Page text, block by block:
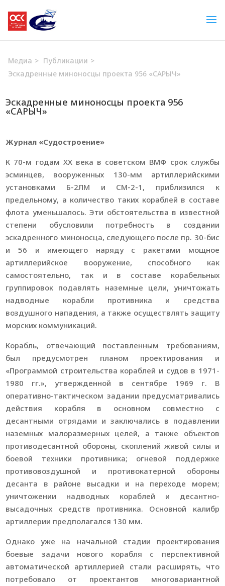
Медиа > Публикации >
Эскадренные миноносцы проекта 956 «САРЫЧ»
Эскадренные миноносцы проекта 956
«САРЫЧ»
Журнал «Судостроение»
К 70-м годам ХХ века в советском ВМФ срок службы
эсминцев, вооруженных 130-мм артиллерийскими
установками Б-2ЛМ и СМ-2-1, приблизился к
предельному, а количество таких кораблей в составе
флота уменьшалось. Эти обстоятельства в известной
степени обусловили потребность в создании
эскадренного миноносца, следующего после пр. 30-бис
и 56 и имеющего наряду с ракетами мощное
артиллерийское вооружение, способного как
самостоятельно, так и в составе корабельных
группировок подавлять наземные цели, уничтожать
надводные корабли противника и средства
воздушного нападения, а также осуществлять защиту
морских коммуникаций.
Корабль, отвечающий поставленным требованиям,
был предусмотрен планом проектирования и
«Программой строительства кораблей и судов в 1971-
1980 гг.», утвержденной в сентябре 1969 г. В
оперативно-тактическом задании предусматривались
действия корабля в основном совместно с
десантными отрядами и заключались в подавлении
наземных малоразмерных целей, а также объектов
противодесантной обороны, скоплений живой силы и
боевой техники противника; огневой поддержке
противовоздушной и противокатерной обороны
десанта в районе высадки и на переходе морем;
уничтожении надводных кораблей и десантно-
высадочных средств противника. Основной калибр
артиллерии предполагался 130 мм.
Однако уже на начальной стадии проектирования
боевые задачи нового корабля с перспективной
автоматической артиллерией стали расширять, что
потребовало от проектантов многовариантной